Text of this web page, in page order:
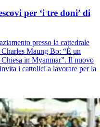
per ‘i tre doni’ di
presso la cattedrale
Maung Bo: “È un
in Myanmar”. Il nuovo
i cattolici a lavorare per la